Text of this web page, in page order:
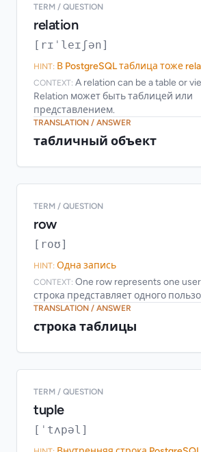
TERM / QUESTION
relation
[rɪˈleɪʃən]
HINT: В PostgreSQL таблица тоже
CONTEXT: A relation can be a table or
Relation может быть таблицей или
представлением.
TRANSLATION / ANSWER
табличный объект
TERM / QUESTION
row
[roʊ]
HINT: Одна запись
CONTEXT: One row represents one
строка представляет одного
TRANSLATION / ANSWER
строка таблицы
TERM / QUESTION
tuple
[ˈtʌpəl]